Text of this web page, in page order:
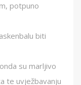
potpuno
biti
su marljivo
te uvježbavanju